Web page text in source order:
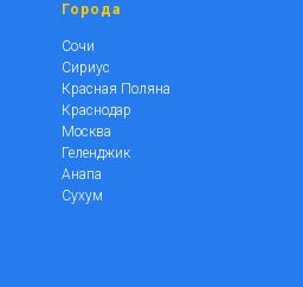
Города
Сочи
Сириус
Красная Поляна
Краснодар
Москва
Геленджик
Анапа
Сухум